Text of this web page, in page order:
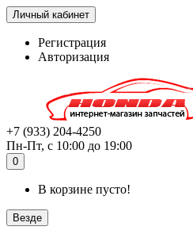
Личный кабинет
Регистрация
Авторизация
+7 (933) 204-4250
Пн-Пт, с 10:00 до 19:00
0
В корзине пусто!
Везде